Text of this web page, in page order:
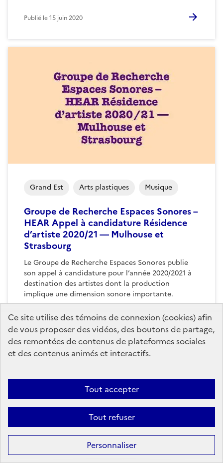
Ce site utilise des témoins de connexion (cookies) afin
de vous proposer des vidéos, des boutons de partage,
des remontées de contenus de plateformes sociales
et des contenus animés et interactifs.
Tout accepter
Tout refuser
Personnaliser
Publié le15 juin 2020
Groupe de Recherche Espaces Sonores –
HEAR Appel à candidature Résidence
d’artiste 2020/21 — Mulhouse et
Strasbourg
Le Groupe de Recherche Espaces Sonores publie
son appel à candidature pour l’année 2020/2021 à
destination des artistes dont la production
implique une dimension sonore importante.
Grand Est Arts plastiques Musique